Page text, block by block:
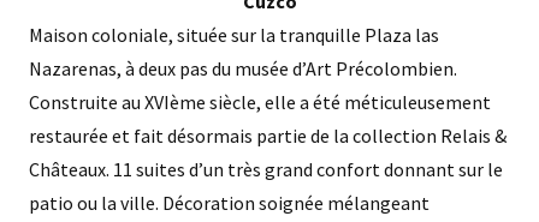
Maison coloniale, située sur la tranquille Plaza las
Nazarenas, à deux pas du musée d’Art Précolombien.
Construite au XVIème siècle, elle a été méticuleusement
restaurée et fait désormais partie de la collection Relais &
Châteaux. 11 suites d’un très grand confort donnant sur le
patio ou la ville. Décoration soignée mélangeant